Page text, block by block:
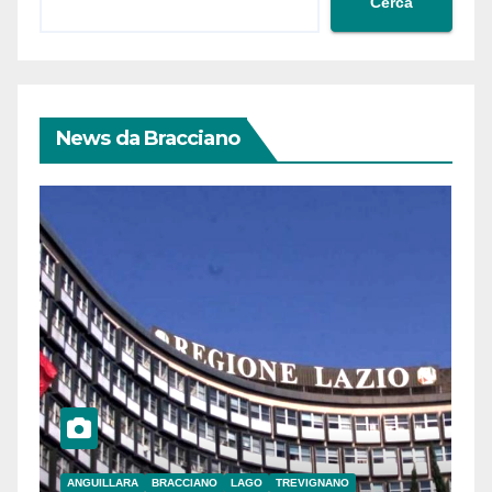
News da Bracciano
ANGUILLARA BRACCIANO LAGO TREVIGNANO